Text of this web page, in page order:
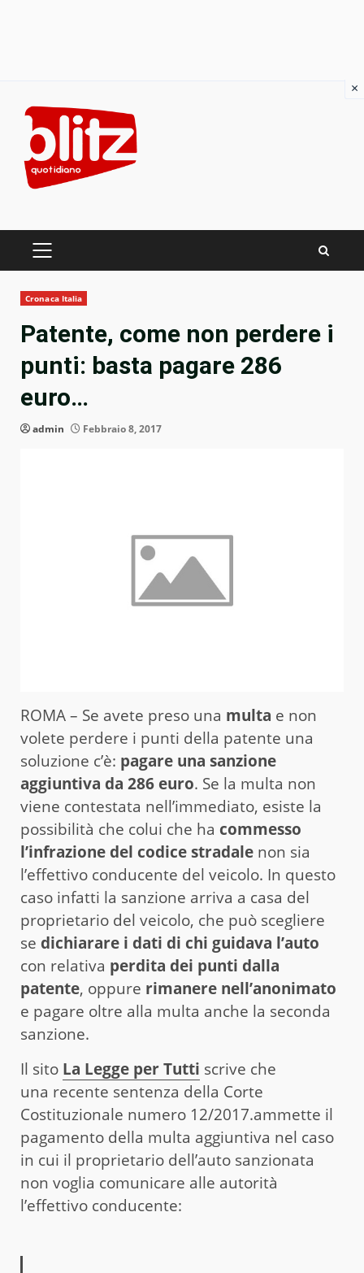
content
PRIMARY
Cronaca Italia
Patente, come non perdere i
punti: basta pagare 286
euro…
admin Febbraio 8, 2017
ROMA – Se avete preso una multa e non
volete perdere i punti della patente una
soluzione c’è: pagare una sanzione
aggiuntiva da 286 euro. Se la multa non
viene contestata nell’immediato, esiste la
possibilità che colui che ha commesso
l’infrazione del codice stradale non sia
l’effettivo conducente del veicolo. In questo
caso infatti la sanzione arriva a casa del
proprietario del veicolo, che può scegliere
se dichiarare i dati di chi guidava l’auto
con relativa perdita dei punti dalla
patente, oppure rimanere nell’anonimato
e pagare oltre alla multa anche la seconda
sanzione.
Il sito La Legge per Tutti scrive che
una recente sentenza della Corte
Costituzionale numero 12/2017.ammette il
pagamento della multa aggiuntiva nel caso
in cui il proprietario dell’auto sanzionata
non voglia comunicare alle autorità
l’effettivo conducente:
×